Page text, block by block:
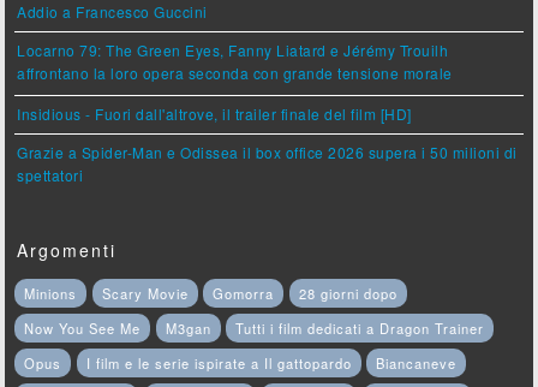
Addio a Francesco Guccini
Locarno 79: The Green Eyes, Fanny Liatard e Jérémy Trouilh
affrontano la loro opera seconda con grande tensione morale
Insidious - Fuori dall'altrove, il trailer finale del film [HD]
Grazie a Spider-Man e Odissea il box office 2026 supera i 50 milioni di
spettatori
Argomenti
Minions Scary Movie Gomorra
28 giorni dopo
Now You See Me
M3gan
Tutti i film dedicati a Dragon Trainer
Opus
I film e le serie ispirate a Il gattopardo
Biancaneve